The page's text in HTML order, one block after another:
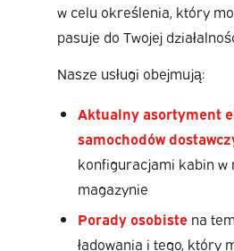
w celu określenia, który
pasuje do Twojej
Nasze usługi obejmują:
Aktualny asortyment
samochodów
konfiguracjami kabin w
magazynie
Porady osobistena
ładowania i tego, który